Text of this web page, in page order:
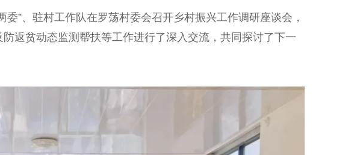
、驻村工作队在罗荡村委会召开乡村振兴工作调研座谈会，
返贫动态监测帮扶等工作进行了深入交流，共同探讨了下一